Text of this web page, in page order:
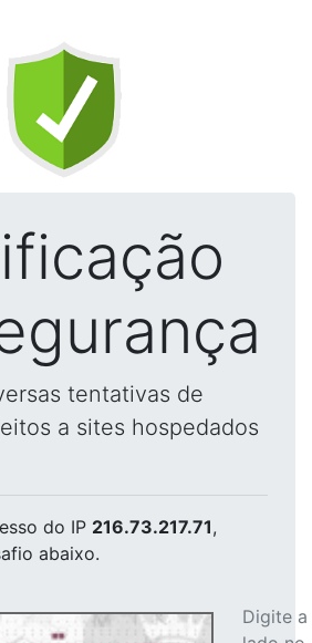
tentativas de
a sites hospedados
do IP 216.73.217.71,
abaixo.
Digite